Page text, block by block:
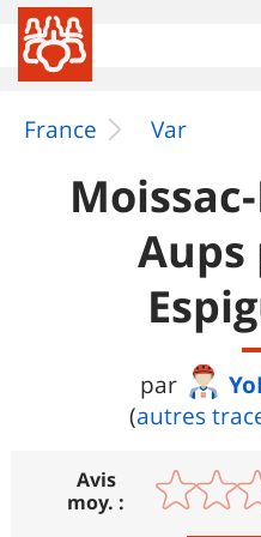
France Var
Aups
par
(autres
Avis
moy. :